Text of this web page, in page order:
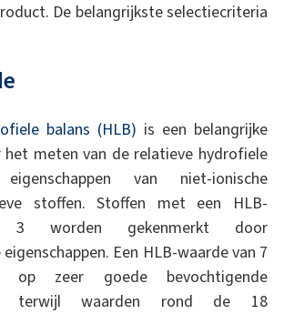
De belangrijkste selectiecriteria
balans (HLB) is een belangrijke
meten van de relatieve hydrofiele
van niet-ionische
stoffen. Stoffen met een HLB-
worden gekenmerkt door
Een HLB-waarde van 7
zeer goede bevochtigende
terwijl waarden rond de 18